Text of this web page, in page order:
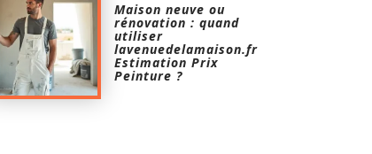
Maison neuve ou
rénovation : quand
utiliser
lavenuedelamaison.fr
Estimation Prix
Peinture ?